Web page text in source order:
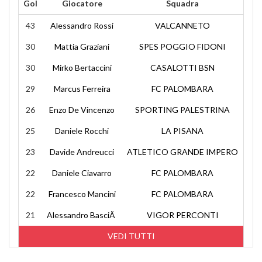
Gol Giocatore Squadra
VEDI TUTTI
43 Alessandro Rossi VALCANNETO
30 Mattia Graziani SPES POGGIO FIDONI
30 Mirko Bertaccini CASALOTTI BSN
29 Marcus Ferreira FC PALOMBARA
26 Enzo De Vincenzo SPORTING PALESTRINA
25 Daniele Rocchi LA PISANA
23 Davide Andreucci ATLETICO GRANDE IMPERO
22 Daniele Ciavarro FC PALOMBARA
22 Francesco Mancini FC PALOMBARA
21 Alessandro BasciÃ VIGOR PERCONTI